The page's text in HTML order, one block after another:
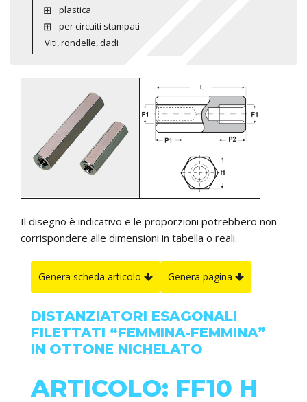
plastica
per circuiti stampati
Viti, rondelle, dadi
Il disegno è indicativo e le proporzioni potrebbero non
corrispondere alle dimensioni in tabella o reali.
Genera scheda articolo Genera pagina
DISTANZIATORI ESAGONALI
FILETTATI “FEMMINA-FEMMINA”
IN OTTONE NICHELATO
ARTICOLO: FF10 H